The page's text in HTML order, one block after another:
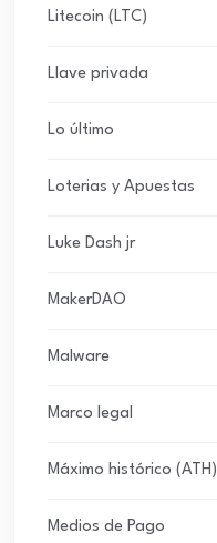
Litecoin (LTC)
Llave privada
Lo último
Loterias y Apuestas
Luke Dash jr
MakerDAO
Malware
Marco legal
Máximo histórico (ATH)
Medios de Pago